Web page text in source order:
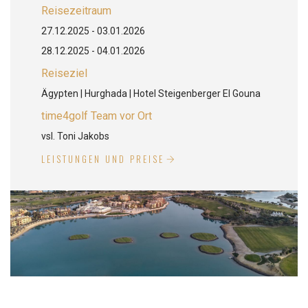
Reisezeitraum
27.12.2025 - 03.01.2026
28.12.2025 - 04.01.2026
Reiseziel
Ägypten | Hurghada | Hotel Steigenberger El Gouna
time4golf Team vor Ort
vsl. Toni Jakobs
LEISTUNGEN UND PREISE